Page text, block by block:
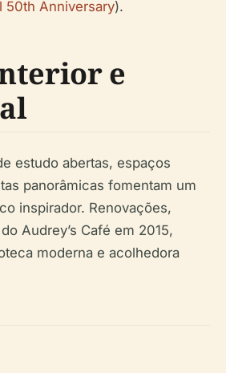
50th Anniversary).
e
estudo abertas, espaços
panorâmicas fomentam um
inspirador. Renovações,
Audrey’s Café em 2015,
moderna e acolhedora